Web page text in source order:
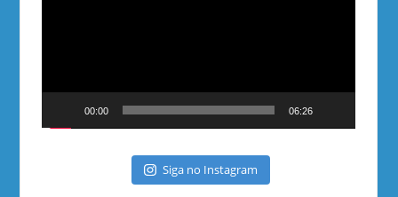
00:00 06:26
Siga no Instagram